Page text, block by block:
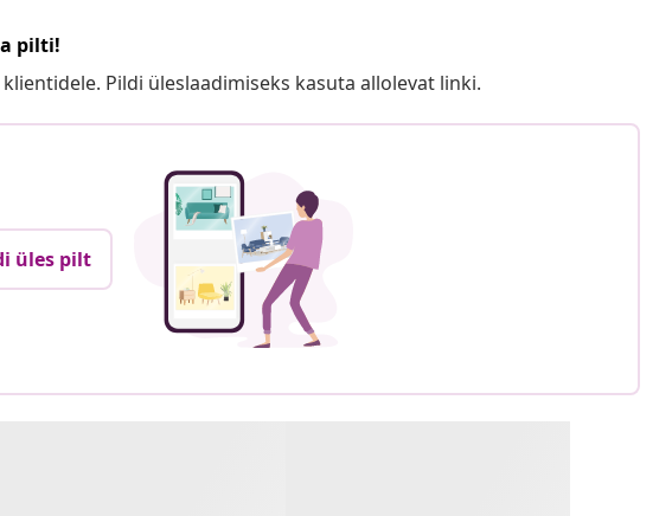
pilti!
Pildi üleslaadimiseks kasuta allolevat linki.
üles pilt